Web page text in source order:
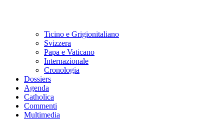
Ticino e Grigionitaliano
Svizzera
Papa e Vaticano
Internazionale
Cronologia
Dossiers
Agenda
Catholica
Commenti
Multimedia